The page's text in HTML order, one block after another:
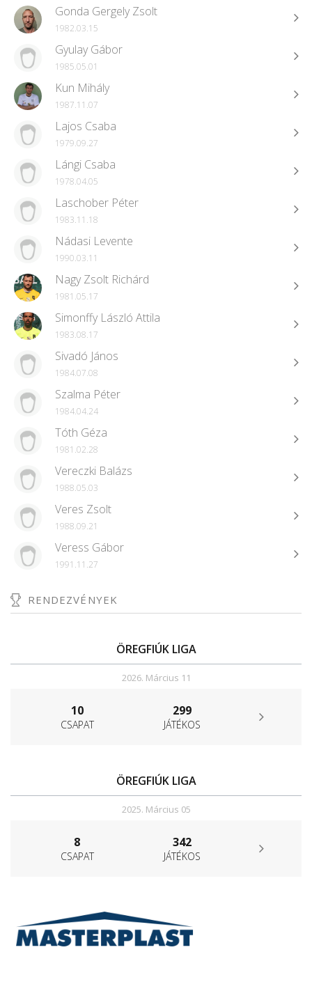
Gonda Gergely Zsolt
1982.03.15
Gyulay Gábor
1985.05.01
Kun Mihály
1987.11.07
Lajos Csaba
1979.09.27
Lángi Csaba
1978.04.05
Laschober Péter
1983.11.18
Nádasi Levente
1990.03.11
Nagy Zsolt Richárd
1981.05.17
Simonffy László Attila
1983.08.17
Sivadó János
1984.07.08
Szalma Péter
1984.04.24
Tóth Géza
1981.02.28
Vereczki Balázs
1988.05.03
Veres Zsolt
1988.09.21
Veress Gábor
1991.11.27
RENDEZVÉNYEK
ÖREGFIÚK LIGA
2026. Március 11
10
CSAPAT
299
JÁTÉKOS
ÖREGFIÚK LIGA
2025. Március 05
8
CSAPAT
342
JÁTÉKOS